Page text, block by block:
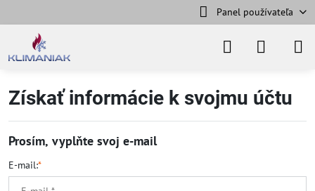
Panel používateľa
Získať informácie k svojmu účtu
Prosím, vyplňte svoj e-mail
E-mail:*